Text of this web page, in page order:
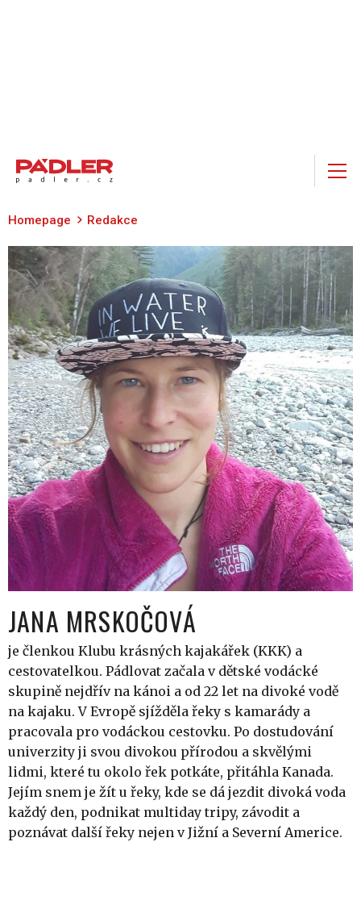
Homepage Redakce
JANA MRSKOČOVÁ
je členkou Klubu krásných kajakářek (KKK) a
cestovatelkou. Pádlovat začala v dětské vodácké
skupině nejdřív na kánoi a od 22 let na divoké vodě
na kajaku. V Evropě sjížděla řeky s kamarády a
pracovala pro vodáckou cestovku. Po dostudování
univerzity ji svou divokou přírodou a skvělými
lidmi, které tu okolo řek potkáte, přitáhla Kanada.
Jejím snem je žít u řeky, kde se dá jezdit divoká voda
každý den, podnikat multiday tripy, závodit a
poznávat další řeky nejen v Jižní a Severní Americe.